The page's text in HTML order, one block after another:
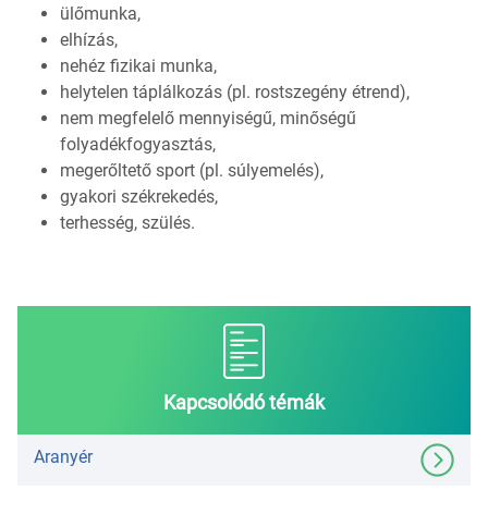
ülőmunka,
elhízás,
nehéz fizikai munka,
helytelen táplálkozás (pl. rostszegény étrend),
nem megfelelő mennyiségű, minőségű
folyadékfogyasztás,
megerőltető sport (pl. súlyemelés),
gyakori székrekedés,
terhesség, szülés.
Kapcsolódó témák
Aranyér